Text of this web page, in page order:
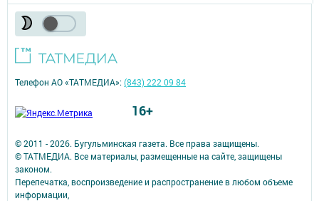
© 2011 - 2026. Бугульминская газета. Все права защищены.
© ТАТМЕДИА. Все материалы, размещенные на сайте, защищены
законом.
Перепечатка, воспроизведение и распространение в любом объеме
информации,
Телефон АО «ТАТМЕДИА»:(843) 222 09 84
16+